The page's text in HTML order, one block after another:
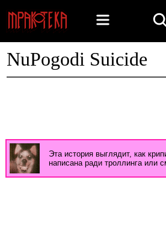
NuPogodi Suicide
Эта история выглядит, как
написана ради троллинга или